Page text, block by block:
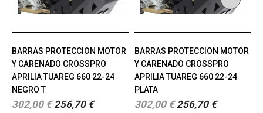
BARRAS PROTECCION MOTOR
Y CARENADO CROSSPRO
APRILIA TUAREG 660 22-24
NEGRO T
302,00 € 256,70 €
BARRAS PROTECCION MOTOR
Y CARENADO CROSSPRO
APRILIA TUAREG 660 22-24
PLATA
302,00 € 256,70 €